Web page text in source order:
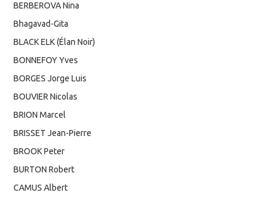
BERBEROVA Nina
Bhagavad-Gita
BLACK ELK (Élan Noir)
BONNEFOY Yves
BORGES Jorge Luis
BOUVIER Nicolas
BRION Marcel
BRISSET Jean-Pierre
BROOK Peter
BURTON Robert
CAMUS Albert